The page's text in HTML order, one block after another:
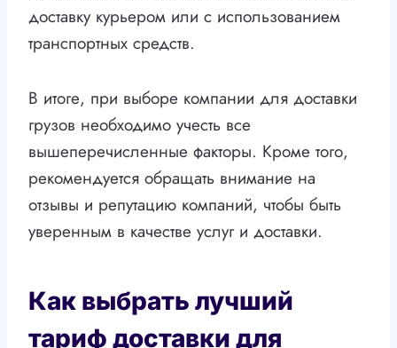
доставку курьером или с использованием
транспортных средств.
В итоге, при выборе компании для доставки
грузов необходимо учесть все
вышеперечисленные факторы. Кроме того,
рекомендуется обращать внимание на
отзывы и репутацию компаний, чтобы быть
уверенным в качестве услуг и доставки.
Как выбрать лучший
тариф доставки для